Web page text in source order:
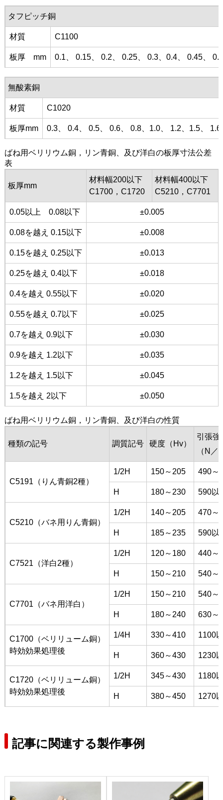
タフピッチ銅
材質 C1100
板厚 mm 0.1、 0.15、 0.2、 0.25、 0.3、0.4、 0.45、
無酸素銅
材質 C1020
板厚mm 0.3、 0.4、 0.5、 0.6、 0.8、1.0、 1.2、1.5、 1.6
ばね用ベリリウム銅，リン青銅、及び洋白の板厚寸法公差
表
板厚mm
材料幅200以下
C1700，C1720
材料幅400以下
C5210，C7701
0.05以上 0.08以下 ±0.005
0.08を越え 0.15以下 ±0.008
0.15を越え 0.25以下 ±0.013
0.25を越え 0.4以下 ±0.018
0.4を越え 0.55以下 ±0.020
0.55を越え 0.7以下 ±0.025
0.7を越え 0.9以下 ±0.030
0.9を越え 1.2以下 ±0.035
1.2を越え 1.5以下 ±0.045
1.5を越え 2以下 ±0.050
ばね用ベリリウム銅，リン青銅、及び洋白の性質
種類の記号 調質記号 硬度（Hv）
引張強
（N／
C5191（りん青銅2種）
1/2H 150～205 490～
H 180～230 590以
C5210（バネ用りん青銅）
1/2H 140～205 470～
H 185～235 590以
C7521（洋白2種）
1/2H 120～180 440～
H 150～210 540～
C7701（バネ用洋白）
1/2H 150～210 540～
H 180～240 630～
C1700（ベリリューム銅）
時効効果処理後
1/4H 330～410 1100
H 360～430 1230
C1720（ベリリューム銅）
時効効果処理後
1/2H 345～430 1180
H 380～450 1270
記事に関連する製作事例